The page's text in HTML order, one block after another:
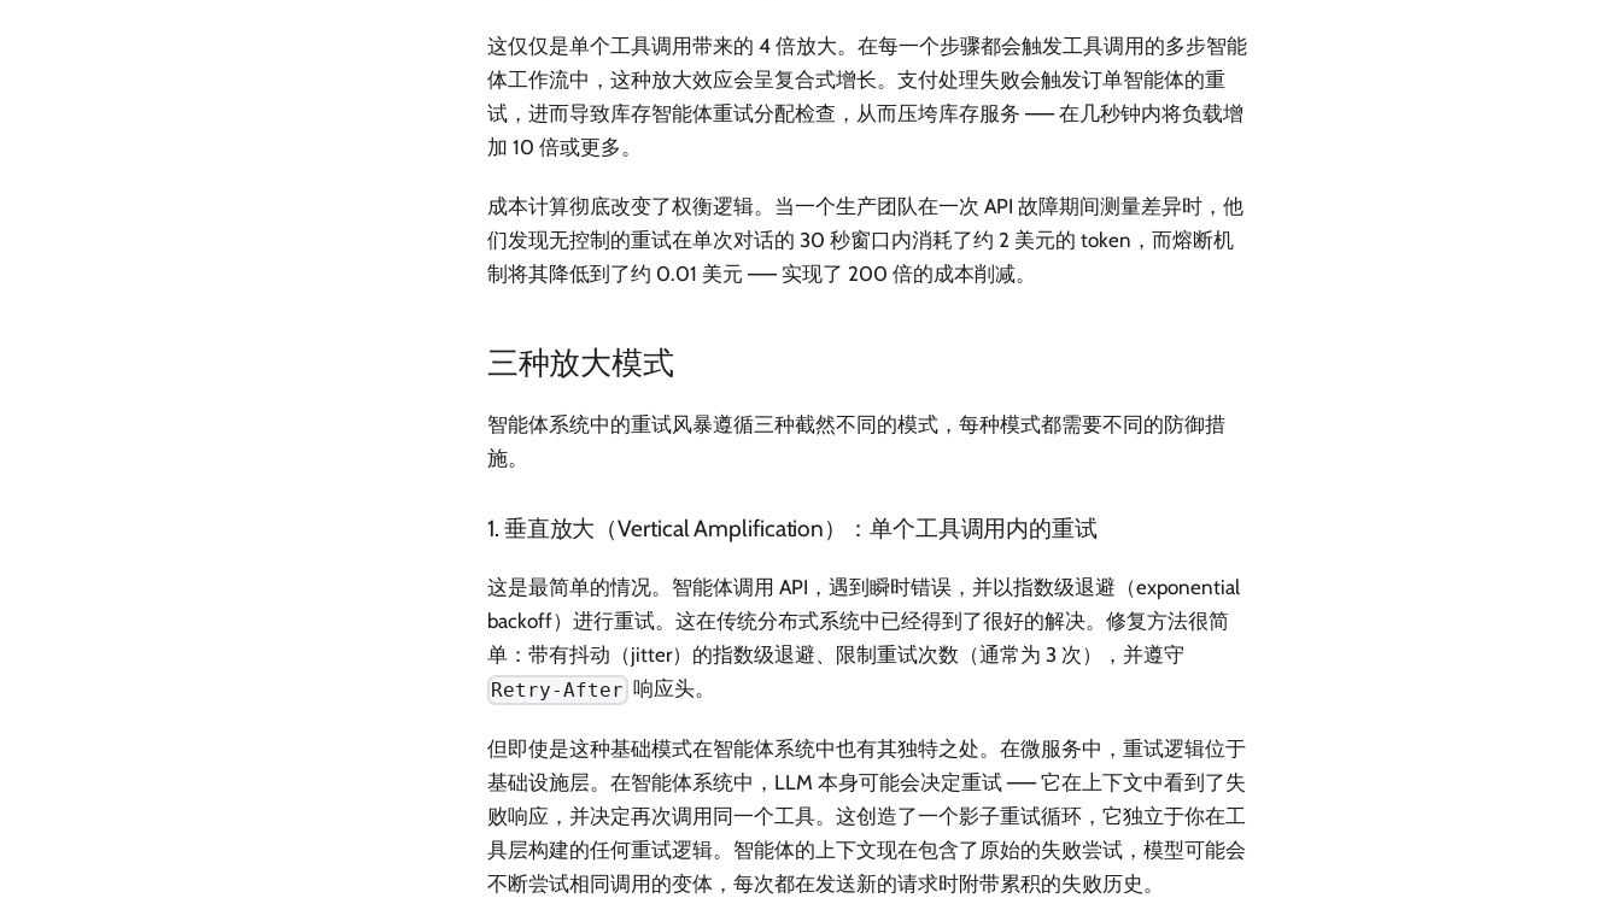
这仅仅是单个工具调用带来的 4 倍放大。在每一个步骤都会触发工具调用的多步智能
体工作流中，这种放大效应会呈复合式增长。支付处理失败会触发订单智能体的重
试，进而导致库存智能体重试分配检查，从而压垮库存服务 —— 在几秒钟内将负载增
加 10 倍或更多。
成本计算彻底改变了权衡逻辑。当一个生产团队在一次 API 故障期间测量差异时，他
们发现无控制的重试在单次对话的 30 秒窗口内消耗了约 2 美元的 token，而熔断机
制将其降低到了约 0.01 美元 —— 实现了 200 倍的成本削减。
三种放大模式
智能体系统中的重试风暴遵循三种截然不同的模式，每种模式都需要不同的防御措
施。
1. 垂直放大（Vertical Amplification）：单个工具调用内的重试
这是最简单的情况。智能体调用 API，遇到瞬时错误，并以指数级退避（exponential
backoff）进行重试。这在传统分布式系统中已经得到了很好的解决。修复方法很简
单：带有抖动（jitter）的指数级退避、限制重试次数（通常为 3 次），并遵守
Retry-After 响应头。
但即使是这种基础模式在智能体系统中也有其独特之处。在微服务中，重试逻辑位于
基础设施层。在智能体系统中，LLM 本身可能会决定重试 —— 它在上下文中看到了失
败响应，并决定再次调用同一个工具。这创造了一个影子重试循环，它独立于你在工
具层构建的任何重试逻辑。智能体的上下文现在包含了原始的失败尝试，模型可能会
不断尝试相同调用的变体，每次都在发送新的请求时附带累积的失败历史。